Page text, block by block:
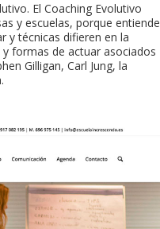
El Coaching Evolutivo
y escuelas, porque entiende
y técnicas difieren en la
formas de actuar asociados
Gilligan, Carl Jung, la